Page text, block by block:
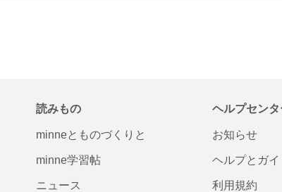
読みもの
minneとものづくりと
minne学習帖
ニュース
ヘルプセンタ
お知らせ
ヘルプとガイ
利用規約